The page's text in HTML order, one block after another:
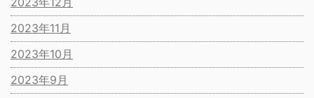
2023年11月
2023年10月
2023年9月